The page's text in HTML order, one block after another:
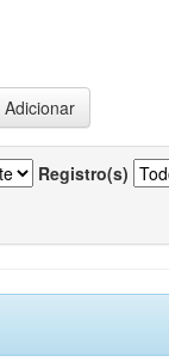
Registro(s)